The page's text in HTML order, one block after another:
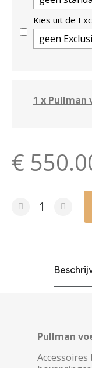
Kies uit de
1 x
€
Pullman